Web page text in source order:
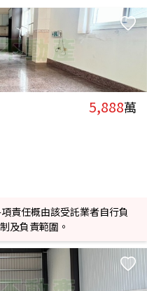
5,888萬
責任概由該受託業者自行負
及負責範圍。